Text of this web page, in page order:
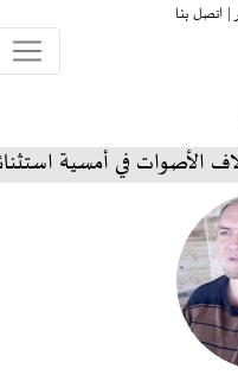
|اتصل بنا
أمسية استثنائية على